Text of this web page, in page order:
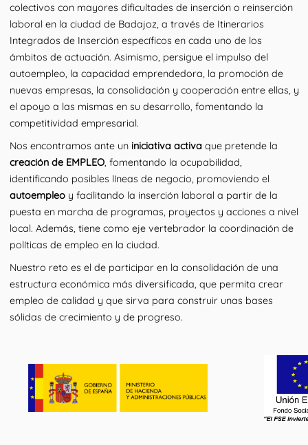
colectivos con mayores dificultades de inserción o reinserción
laboral en la ciudad de Badajoz, a través de Itinerarios
Integrados de Inserción específicos en cada uno de los
ámbitos de actuación. Asimismo, persigue el impulso del
autoempleo, la capacidad emprendedora, la promoción de
nuevas empresas, la consolidación y cooperación entre ellas, y
el apoyo a las mismas en su desarrollo, fomentando la
competitividad empresarial.
Nos encontramos ante un iniciativa activaque pretende la
creación de EMPLEO, fomentando la ocupabilidad,
identificando posibles líneas de negocio, promoviendo el
autoempleoy facilitando la inserción laboral a partir de la
puesta en marcha de programas, proyectos y acciones a nivel
local. Además, tiene como eje vertebrador la coordinación de
políticas de empleo en la ciudad.
Nuestro reto es el de participar en la consolidación de una
estructura económica más diversificada, que permita crear
empleo de calidad y que sirva para construir unas bases
sólidas de crecimiento y de progreso.